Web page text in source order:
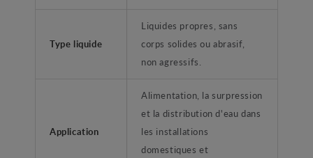
Type liquide
Liquides propres, sans
corps solides ou abrasif,
non agressifs.
Application
Alimentation, la surpression
et la distribution d'eau dans
les installations
domestiques et